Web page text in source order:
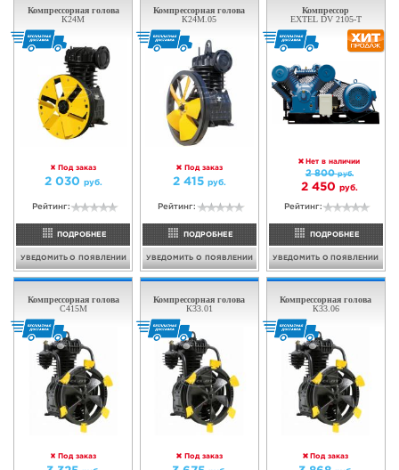
665 руб.
Рейтинг:
ПОДРОБНЕЕ
В наличии
790 руб.
690 руб.
Рейтинг:
ПОДРОБНЕЕ
В КОРЗИНУ
Компрессор EXTEL
Z-2070 (WR)
ТОЛЬКО
3
В наличии
Компрессорная голова
EXTEL Z-2090
ТОЛЬКО
В наличии